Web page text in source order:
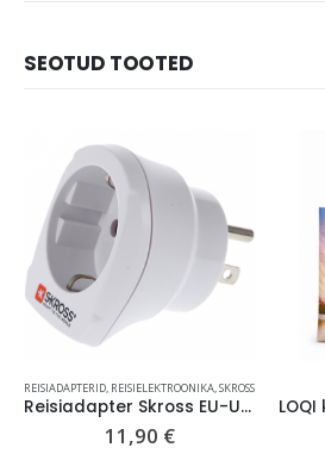
SEOTUD TOOTED
REISIADAPTERID, REISIELEKTROONIKA,SKROSS
Reisiadapter Skross EU-USA
11,90 €